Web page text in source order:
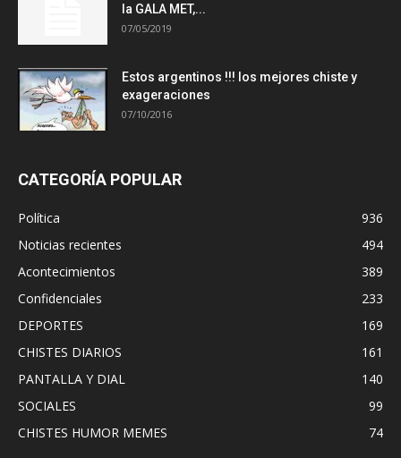
la GALA MET,...
07/05/2019
Estos argentinos !!! los mejores chiste y
exageraciones
07/10/2016
CATEGORÍA POPULAR
Política
936
Noticias recientes
494
Acontecimientos
389
Confidenciales
233
DEPORTES
169
CHISTES DIARIOS
161
PANTALLA Y DIAL
140
SOCIALES
99
CHISTES HUMOR MEMES
74